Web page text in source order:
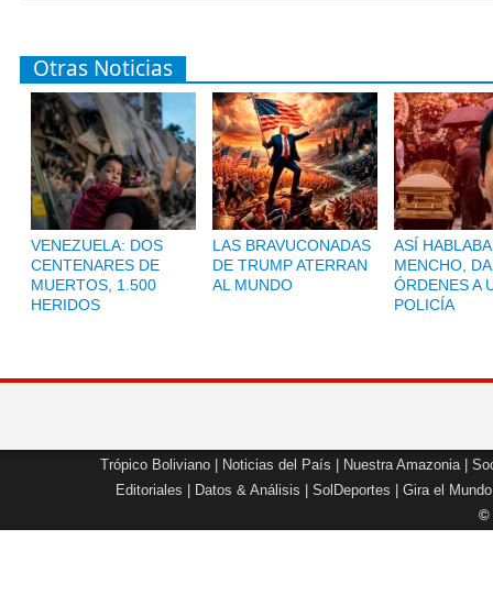
Otras Noticias
VENEZUELA: DOS
CENTENARES DE
MUERTOS, 1.500
HERIDOS
LAS BRAVUCONADAS
DE TRUMP ATERRAN
AL MUNDO
ASÍ
MENCHO,
ÓRDENES A
POLICÍA
Trópico Boliviano Noticias del País Nuestra Amazonia|
Editoriales
Datos & Análisis SolDeportes Gira el Mundo
©